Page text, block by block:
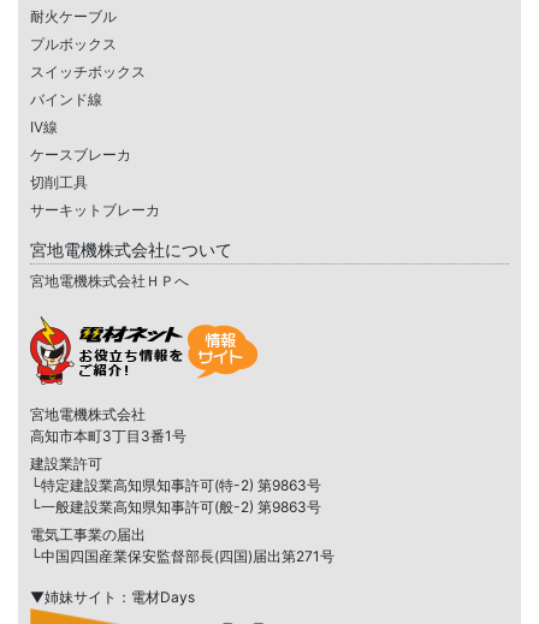
耐火ケーブル
プルボックス
スイッチボックス
バインド線
IV線
ケースブレーカ
切削工具
サーキットブレーカ
宮地電機株式会社について
宮地電機株式会社ＨＰへ
宮地電機株式会社
高知市本町3丁目3番1号
建設業許可
└特定建設業高知県知事許可(特-2) 第9863号
└一般建設業高知県知事許可(般-2) 第9863号
電気工事業の届出
└中国四国産業保安監督部長(四国)届出第271号
▼姉妹サイト：電材Days